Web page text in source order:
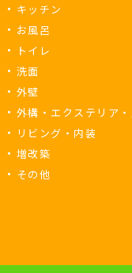
キッチン
お風呂
トイレ
洗面
外壁
外構・エクステリア
リビング・内装
増改築
その他